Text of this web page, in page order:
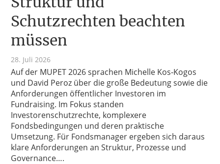
Schutzrechten beachten
müssen
28. Juli 2026
Auf der MUPET 2026 sprachen Michelle Kos‑Kogos
und David Peroz über die große Bedeutung sowie die
Anforderungen öffentlicher Investoren im
Fundraising. Im Fokus standen
Investorenschutzrechte, komplexere
Fondsbedingungen und deren praktische
Umsetzung. Für Fondsmanager ergeben sich daraus
klare Anforderungen an Struktur, Prozesse und
Governance….